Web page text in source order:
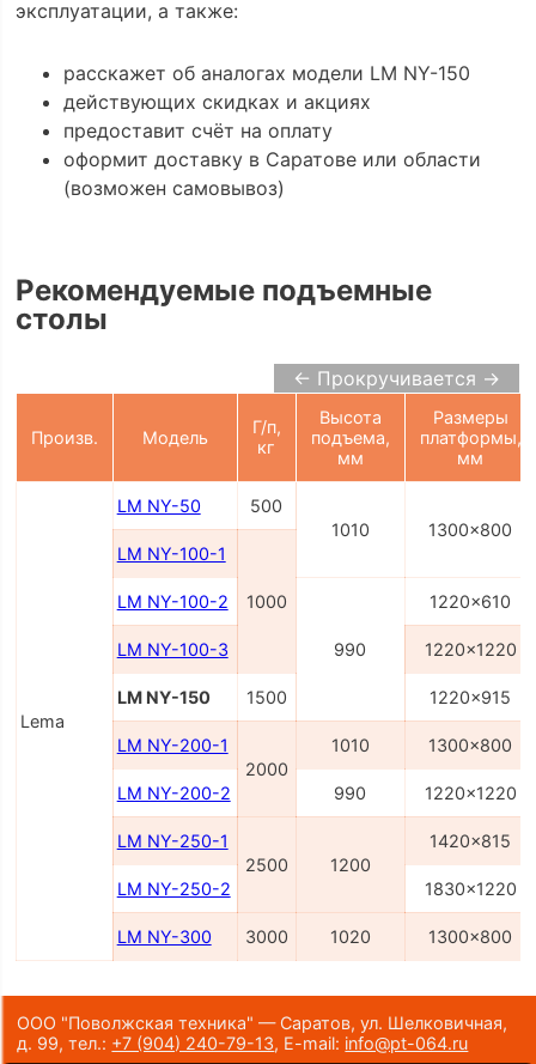
эксплуатации, а также:
расскажет об аналогах модели LM NY-150
действующих скидках и акциях
предоставит счёт на оплату
оформит доставку в Саратове или области
(возможен самовывоз)
Рекомендуемые подъемные
столы
← Прокручивается →
Произв. Модель
Г/п,
кг
Высота
подъема,
мм
Размеры
платформы,
мм
Lema
LM NY-50
500
1010
1300x800
LM NY-100-1
1000
LM NY-100-2
990
1220x610
LM NY-100-3 1220x1220
LM NY-150 1500 1220x915
LM NY-200-1
2000
1010 1300x800
LM NY-200-2 990 1220x1220
LM NY-250-1
2500
1200
1420x815
LM NY-250-2 1830x1220
LM NY-300 3000 1020 1300x800
ООО "Поволжская техника" — Саратов, ул. Шелковичная,
д. 99,тел.: +7 (904) 240-79-13, E-mail: info@pt-064.ru